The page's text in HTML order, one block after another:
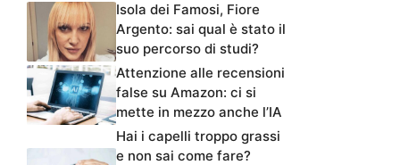
Isola dei Famosi, Fiore
Argento: sai qual è stato il
suo percorso di studi?
Attenzione alle recensioni
false su Amazon: ci si
mette in mezzo anche l’IA
Hai i capelli troppo grassi
e non sai come fare?